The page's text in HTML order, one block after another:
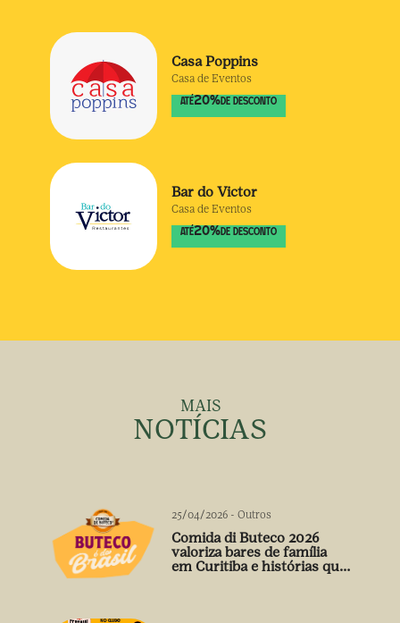
Casa Poppins
Casa de Eventos
ATÉ20% DE DESCONTO
Bar do Victor
Casa de Eventos
ATÉ20% DE DESCONTO
MAIS
NOTÍCIAS
25/04/2026 - Outros
Comida di Buteco 2026
valoriza bares de família
em Curitiba e histórias que